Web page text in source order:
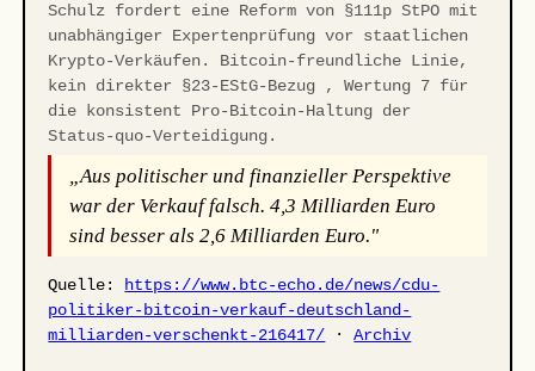
Schulz fordert eine Reform von §111p StPO mit
unabhängiger Expertenprüfung vor staatlichen
Krypto-Verkäufen. Bitcoin-freundliche Linie,
kein direkter §23-EStG-Bezug , Wertung 7 für
die konsistent Pro-Bitcoin-Haltung der
Status-quo-Verteidigung.
„Aus politischer und finanzieller Perspektive
war der Verkauf falsch. 4,3 Milliarden Euro
sind besser als 2,6 Milliarden Euro."
Quelle: https://www.btc-echo.de/news/cdu-
politiker-bitcoin-verkauf-deutschland-
milliarden-verschenkt-216417/ ·Archiv